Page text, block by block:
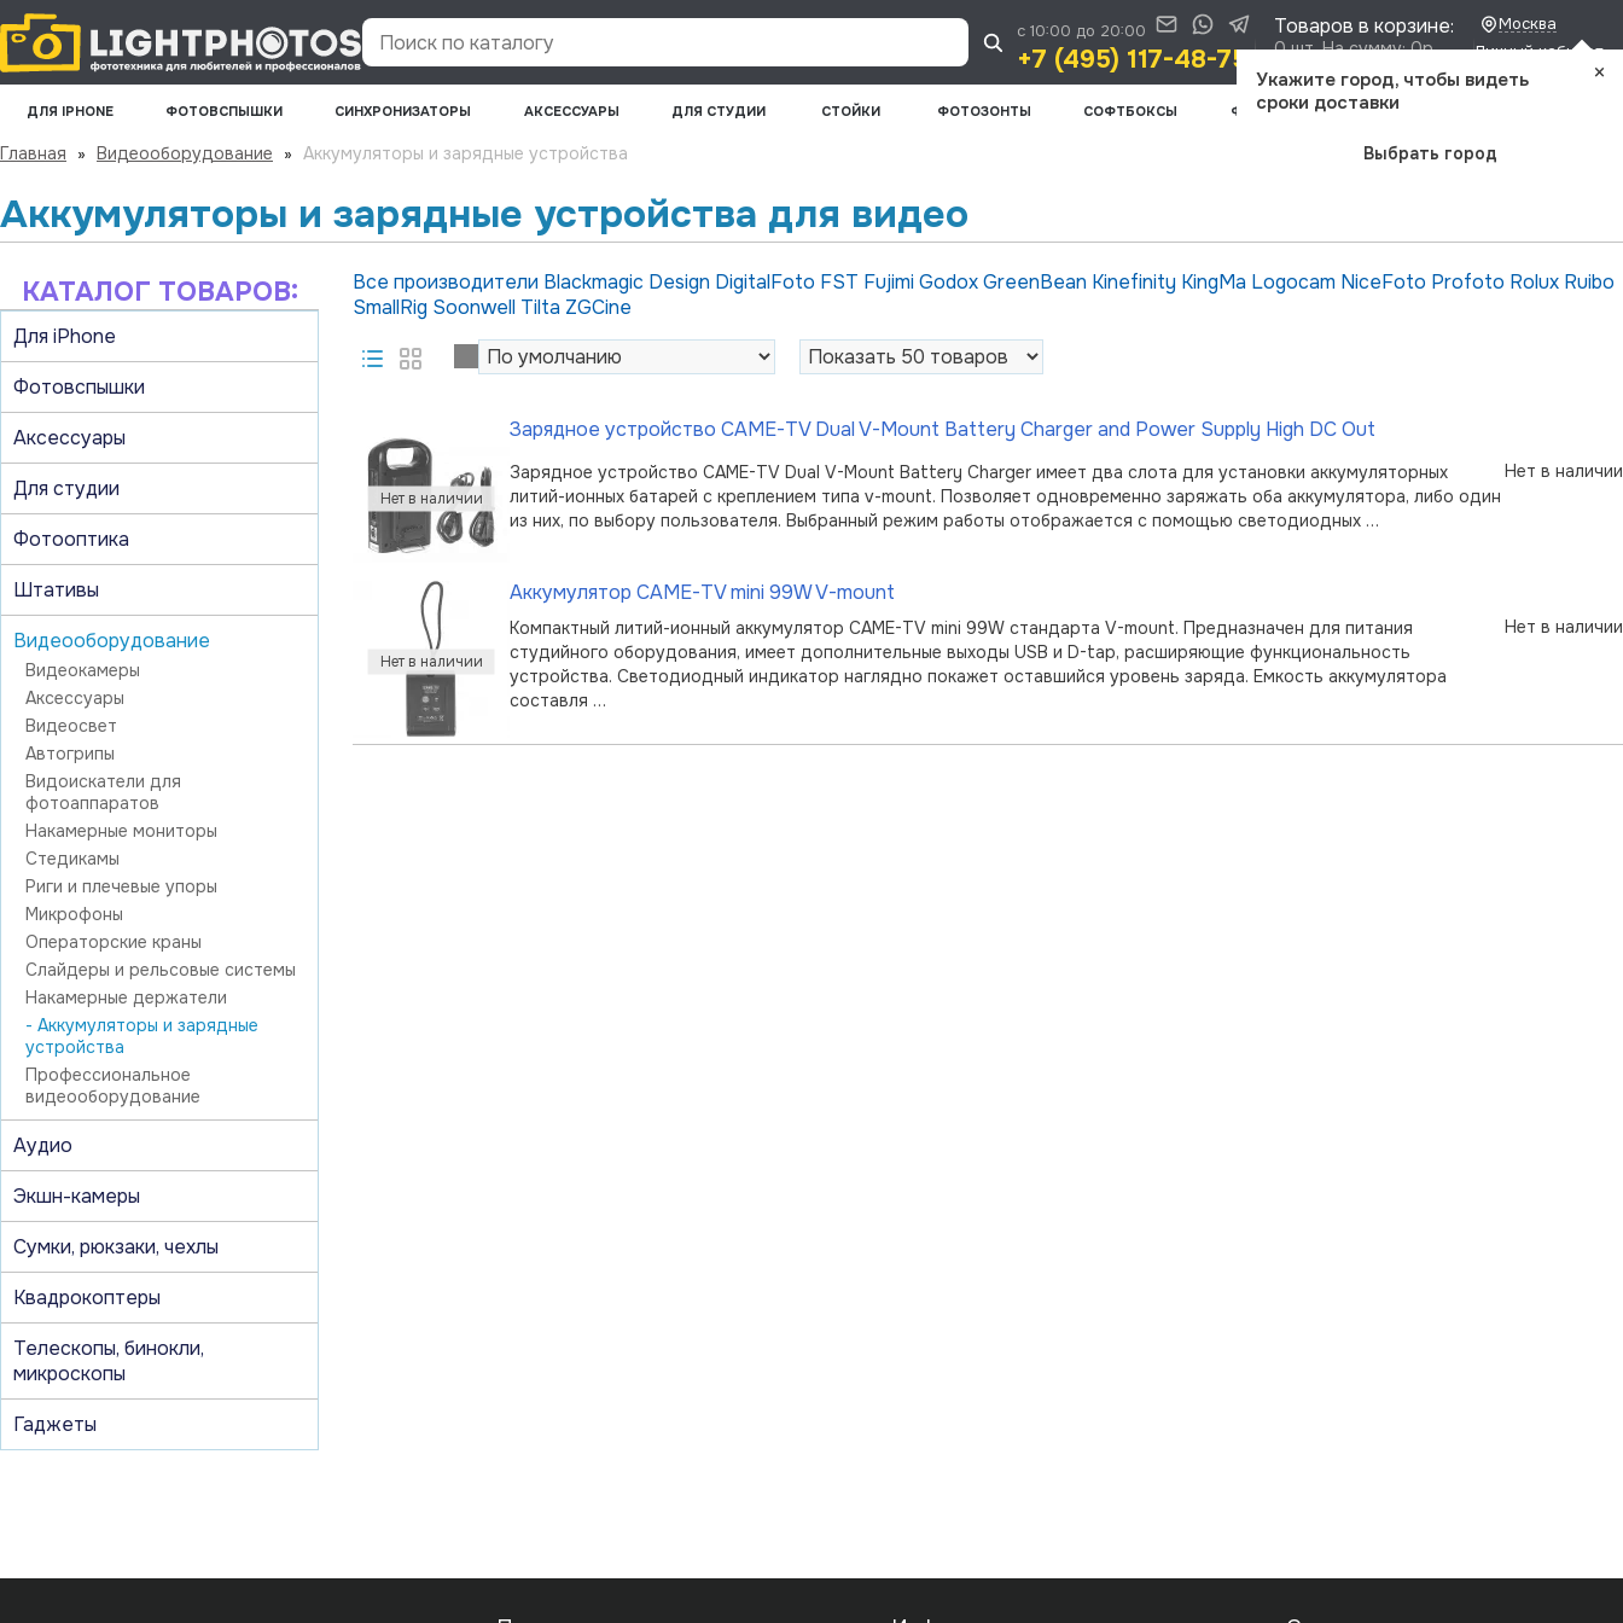
Поиск по каталогу
Москва
Укажите город, чтобы видеть
сроки доставки
Выбрать город
×
Личный кабинет
Доставка и оплата
Товаров в корзине:
0 шт. На сумму: 0р.
с 10:00 до 20:00
+7 (495) 117-48-75
ДЛЯ IPHONE ФОТОВСПЫШКИ СИНХРОНИЗАТОРЫ АКСЕССУАРЫ ДЛЯ СТУДИИ СТОЙКИ ФОТОЗОНТЫ СОФТБОКСЫ ФОТООПТИКА ШТАТИВЫ
Главная » Видеооборудование » Аккумуляторы и зарядные устройства
Аккумуляторы и зарядные устройства для видео
КАТАЛОГ ТОВАРОВ:
Для iPhone
Фотовспышки
Аксессуары
Для студии
Фотооптика
Штативы
Видеооборудование
Видеокамеры
Аксессуары
Видеосвет
Автогрипы
Видоискатели для
фотоаппаратов
Накамерные мониторы
Стедикамы
Риги и плечевые упоры
Микрофоны
Операторские краны
Слайдеры и рельсовые системы
Накамерные держатели
- Аккумуляторы и зарядные
устройства
Профессиональное
видеооборудование
Аудио
Экшн-камеры
Сумки, рюкзаки, чехлы
Квадрокоптеры
Телескопы, бинокли,
микроскопы
Гаджеты
Все производители Blackmagic Design DigitalFoto FST FujimiGodoxGreenBean Kinefinity KingMa Logocam NiceFoto Profoto Rolux Ruibo
SmallRig Soonwell Tilta ZGCine
Зарядное устройство CAME-TV Dual V-Mount Battery Charger and Power Supply High DC Out
Зарядное устройство CAME-TV Dual V-Mount Battery Charger имеет два слота для установки аккумуляторных
литий-ионных батарей с креплением типа v-mount. Позволяет одновременно заряжать оба аккумулятора, либо один
из них, по выбору пользователя. Выбранный режим работы отображается с помощью светодиодных …
Нет в наличии
Аккумулятор CAME-TV mini 99W V-mount
Компактный литий-ионный аккумулятор CAME-TV mini 99W стандарта V-mount. Предназначен для питания
студийного оборудования, имеет дополнительные выходы USB и D-tap, расширяющие функциональность
устройства. Светодиодный индикатор наглядно покажет оставшийся уровень заряда. Емкость аккумулятора
составля …
Нет в наличии